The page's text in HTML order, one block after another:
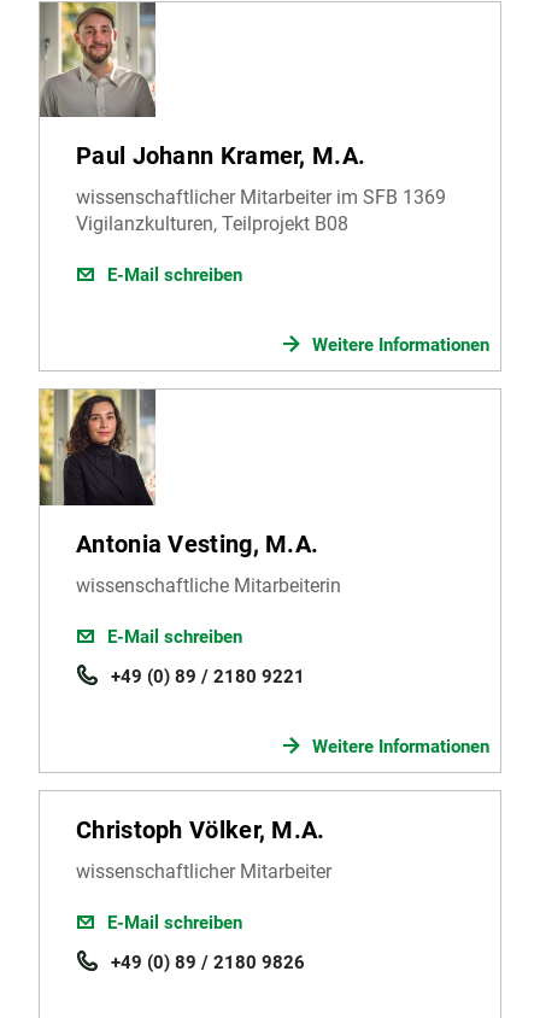
Paul Johann Kramer, M.A.
wissenschaftlicher Mitarbeiter im SFB 1369
Vigilanzkulturen, Teilprojekt B08
E-Mail schreiben
Weitere Informationen
Antonia Vesting, M.A.
wissenschaftliche Mitarbeiterin
E-Mail schreiben
+49 (0) 89 / 2180 9221
Weitere Informationen
Christoph Völker, M.A.
wissenschaftlicher Mitarbeiter
E-Mail schreiben
+49 (0) 89 / 2180 9826